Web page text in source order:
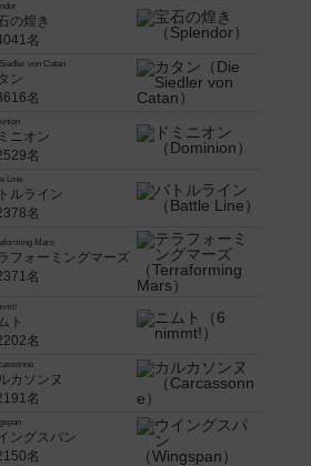
の煌き
名
von Catan
ン
名
ニオン
名
Line
ルライン
名
Mars
フォーミングマーズ
名
ト
名
カソンヌ
名
ングスパン
名